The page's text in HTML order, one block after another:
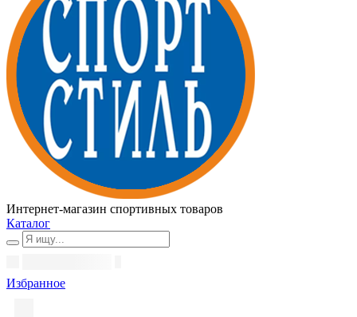
Интернет-магазин спортивных товаров
Каталог
Избранное